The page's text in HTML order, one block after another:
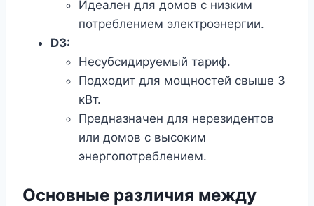
Идеален для домов с низким
потреблением электроэнергии.
D3:
Несубсидируемый тариф.
Подходит для мощностей свыше 3
кВт.
Предназначен для нерезидентов
или домов с высоким
энергопотреблением.
Основные различия между